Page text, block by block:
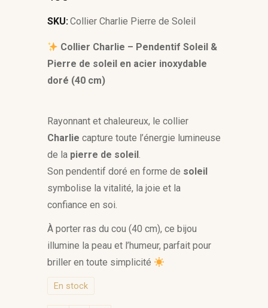
SKU:Collier Charlie Pierre de Soleil
Collier Charlie – Pendentif Soleil &
Pierre de soleil en acier inoxydable
doré (40 cm)
Rayonnant et chaleureux, le collier
Charlie capture toute l’énergie lumineuse
de la pierre de soleil.
Son pendentif doré en forme de soleil
symbolise la vitalité, la joie et la
confiance en soi.
À porter ras du cou (40 cm), ce bijou
illumine la peau et l’humeur, parfait pour
briller en toute simplicité
En stock